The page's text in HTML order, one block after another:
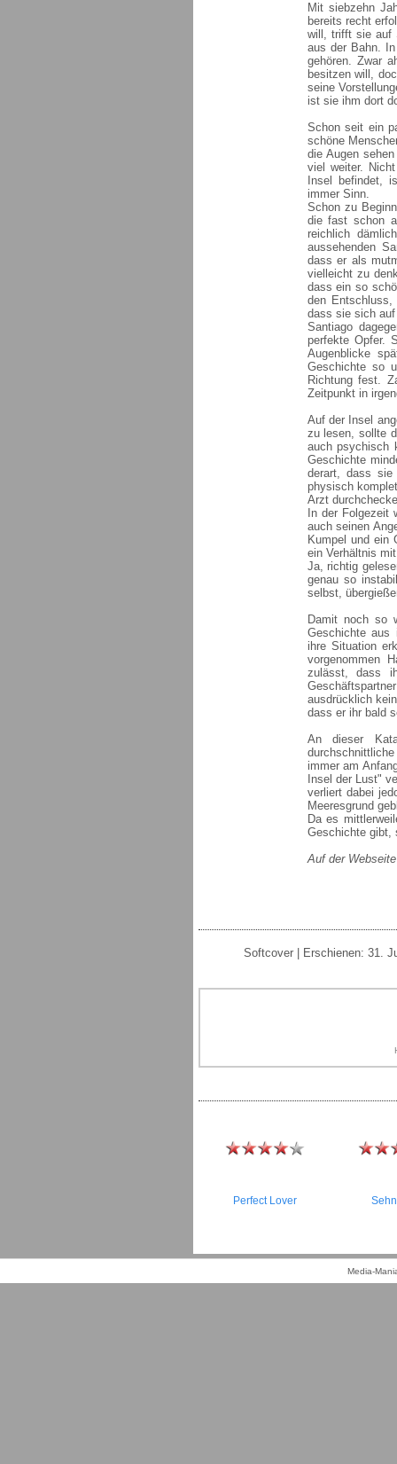
Mit siebzehn
bereits recht
will, trifft sie auf
aus der Bahn.
gehören. Zwar
besitzen will,
seine
ist sie ihm dort
Schon seit ein
schöne
die Augen
viel weiter.
Insel befindet,
immer Sinn.
Schon zu
die fast schon
reichlich
aussehenden
dass er als
vielleicht zu
dass ein so
den
dass sie sich
Santiago
perfekte Opfer.
Augenblicke
Geschichte so
Richtung fest.
Zeitpunkt in
Auf der Insel
zu lesen, sollte
auch psychisch
Geschichte
derart, dass sie
physisch
Arzt
In der
auch seinen
Kumpel und ein
ein Verhältnis
Ja, richtig
genau so
selbst,
Damit noch so
Geschichte aus
ihre Situation
vorgenommen
zulässt, dass
ausdrücklich
dass er ihr bald
An dieser
immer am
Insel der Lust"
verliert dabei
Meeresgrund
Da es
Geschichte gibt,
Auf der
Softcover | Erschienen: 31.
Perfect Lover
Media-